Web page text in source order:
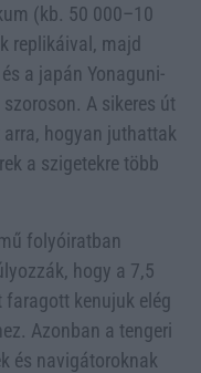
(kb. 50 000–10
replikáival, majd
a japán Yonaguni-
A sikeres út
hogyan juthattak
a szigetekre több
folyóiratban
hogy a 7,5
kenujuk elég
Azonban a tengeri
és navigátoroknak